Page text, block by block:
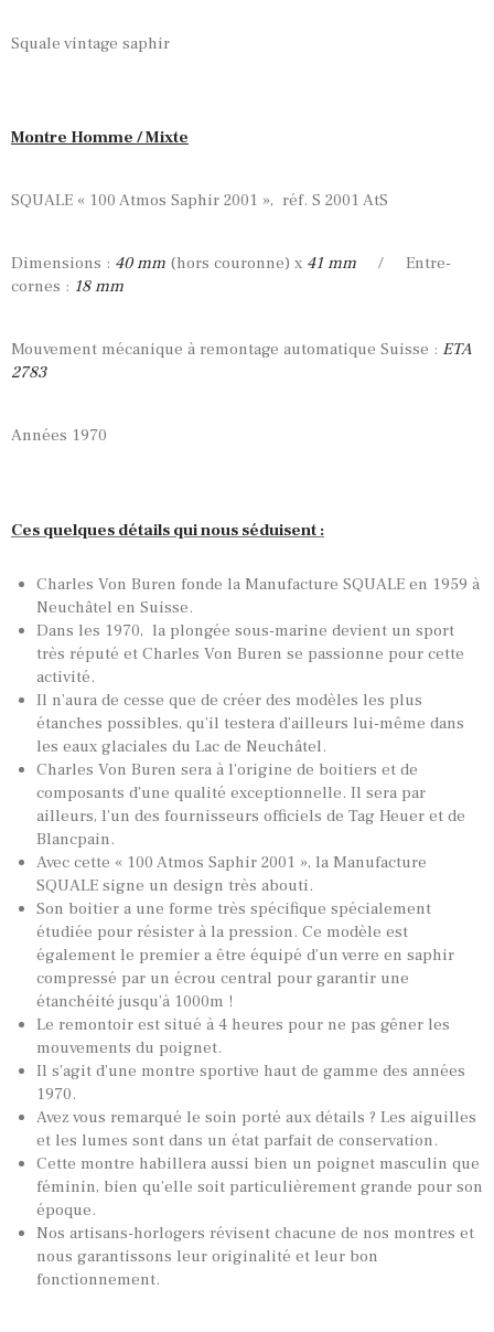
Squale vintage saphir
Montre Homme / Mixte
SQUALE « 100 Atmos Saphir 2001 », réf. S 2001 AtS
Dimensions : 40 mm (hors couronne) x 41 mm / Entre-
cornes : 18 mm
Mouvement mécanique à remontage automatique Suisse : ETA
2783
Années 1970
Ces quelques détails qui nous séduisent :
Charles Von Buren fonde la Manufacture SQUALE en 1959 à
Neuchâtel en Suisse.
Dans les 1970, la plongée sous-marine devient un sport
très réputé et Charles Von Buren se passionne pour cette
activité.
Il n’aura de cesse que de créer des modèles les plus
étanches possibles, qu’il testera d’ailleurs lui-même dans
les eaux glaciales du Lac de Neuchâtel.
Charles Von Buren sera à l’origine de boitiers et de
composants d’une qualité exceptionnelle. Il sera par
ailleurs, l’un des fournisseurs officiels de Tag Heuer et de
Blancpain.
Avec cette « 100 Atmos Saphir 2001 », la Manufacture
SQUALE signe un design très abouti.
Son boitier a une forme très spécifique spécialement
étudiée pour résister à la pression. Ce modèle est
également le premier a être équipé d’un verre en saphir
compressé par un écrou central pour garantir une
étanchéité jusqu’à 1000m !
Le remontoir est situé à 4 heures pour ne pas gêner les
mouvements du poignet.
Il s’agit d’une montre sportive haut de gamme des années
1970.
Avez vous remarqué le soin porté aux détails ? Les aiguilles
et les lumes sont dans un état parfait de conservation.
Cette montre habillera aussi bien un poignet masculin que
féminin, bien qu’elle soit particulièrement grande pour son
époque.
Nos artisans-horlogers révisent chacune de nos montres et
nous garantissons leur originalité et leur bon
fonctionnement.